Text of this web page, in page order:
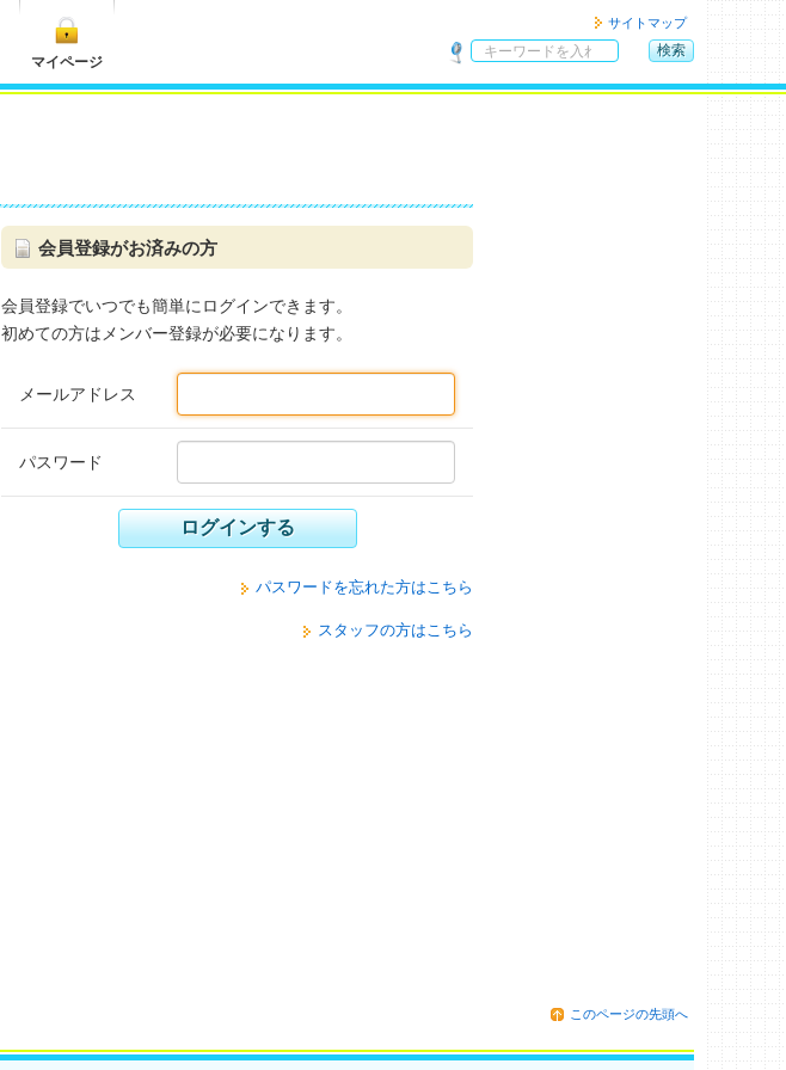
マイページ
サイトマップ
検索
会員登録がお済みの方
会員登録でいつでも簡単にログインできます。
初めての方はメンバー登録が必要になります。
メールアドレス
パスワード
ログインする
パスワードを忘れた方はこちら
スタッフの方はこちら
このページの先頭へ